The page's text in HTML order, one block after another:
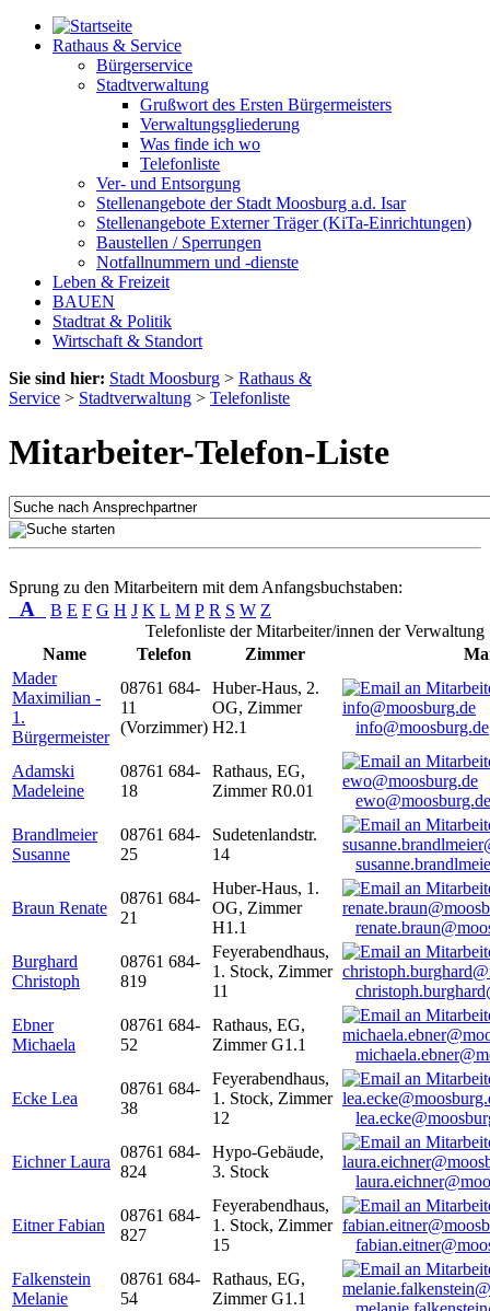
Rathaus & Service
Bürgerservice
Stadtverwaltung
Grußwort des Ersten Bürgermeisters
Verwaltungsgliederung
Was finde ich wo
Telefonliste
Ver- und Entsorgung
Stellenangebote der Stadt Moosburg a.d. Isar
Stellenangebote Externer Träger (KiTa-Einrichtungen)
Baustellen / Sperrungen
Notfallnummern und -dienste
Leben & Freizeit
BAUEN
Stadtrat & Politik
Wirtschaft & Standort
Sie sind hier: Stadt Moosburg > Rathaus &
Service > Stadtverwaltung > Telefonliste
Mitarbeiter-Telefon-Liste
Sprung zu den Mitarbeitern mit dem Anfangsbuchstaben:
A B E F G H J K L M P R S W Z
Telefonliste der Mitarbeiter/innen der Verwaltung
Name
Telefon Zimmer
Mader
Maximilian -
1.
Bürgermeister
08761 684-
11
(Vorzimmer)
Huber-Haus, 2.
OG, Zimmer
H2.1
info@moosburg.de
Adamski
Madeleine
08761 684-
18
Rathaus, EG,
Zimmer R0.01
ewo@moosburg.de
Brandlmeier
Susanne
08761 684-
25
Sudetenlandstr.
14
Braun Renate
08761 684-
21
Huber-Haus, 1.
OG, Zimmer
H1.1
Burghard
Christoph
08761 684-
819
Feyerabendhaus,
1. Stock, Zimmer
11
Ebner
Michaela
08761 684-
52
Rathaus, EG,
Zimmer G1.1
Ecke Lea
08761 684-
38
Feyerabendhaus,
1. Stock, Zimmer
12
Eichner Laura
08761 684-
824
Hypo-Gebäude,
3. Stock
Eitner Fabian
08761 684-
827
Feyerabendhaus,
1. Stock, Zimmer
15
Falkenstein
Melanie
08761 684-
54
Rathaus, EG,
Zimmer G1.1